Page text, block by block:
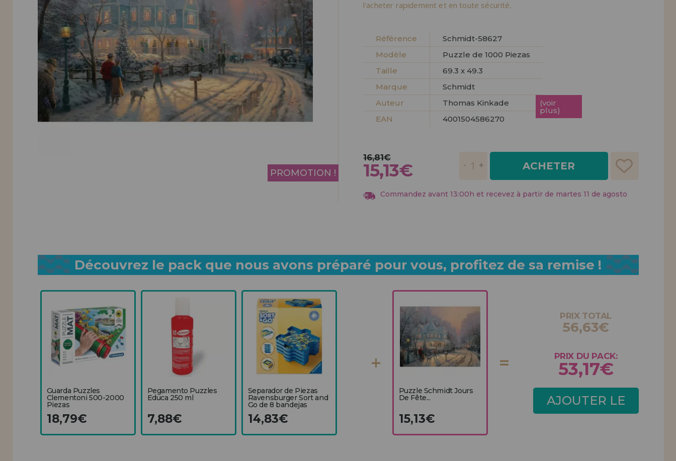
INFORMATION
info@maisondespuzzles.fr
Allez-y! Nous vous attendions.
NOUVEAU CLIENT
Allez-y! Nous vous attendions.
DISTRIBUTEUR
l'acheter rapidement et en toute sécurité.
Référence
Schmidt-58627
Modèle
Puzzle de 1000 Piezas
Taille
69.3 x 49.3
Marque
Schmidt
Auteur
Thomas Kinkade (voir
plus)
EAN
4001504586270
PROMOTION !
16,81€
15,13€ ACHETER
Commandez avant 13:00h et recevez à partir de martes 11 de agosto
Découvrez le pack que nous avons préparé pour vous, profitez de sa remise !
Guarda Puzzles
Clementoni 500-2000
Piezas
18,79€
Pegamento Puzzles
Educa 250 ml
7,88€
Separador de Piezas
Ravensburger Sort and
Go de 8 bandejas
14,83€
Puzzle Schmidt Jours
De Fête...
15,13€
PRIX TOTAL
56,63€
PRIX DU PACK:
53,17€
AJOUTER LE